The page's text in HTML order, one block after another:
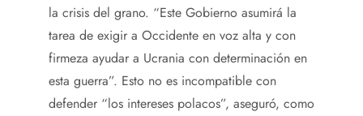
la crisis del grano. “Este Gobierno asumirá la
tarea de exigir a Occidente en voz alta y con
firmeza ayudar a Ucrania con determinación en
esta guerra”. Esto no es incompatible con
defender “los intereses polacos”, aseguró, como